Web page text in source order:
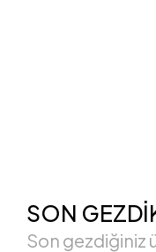
SON
Son gezdiğiniz